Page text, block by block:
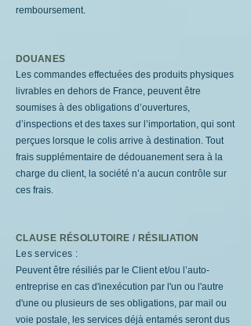
remboursement.
DOUANES
Les commandes effectuées des produits physiques
livrables en dehors de France, peuvent être
soumises à des obligations d’ouvertures,
d’inspections et des taxes sur l’importation, qui sont
perçues lorsque le colis arrive à destination. Tout
frais supplémentaire de dédouanement sera à la
charge du client, la société n’a aucun contrôle sur
ces frais.
CLAUSE RÉSOLUTOIRE / RÉSILIATION
Les services :
Peuvent être résiliés par le Client et/ou l’auto-
entreprise en cas d'inexécution par l'un ou l'autre
d'une ou plusieurs de ses obligations, par mail ou
voie postale, les services déjà entamés seront dus